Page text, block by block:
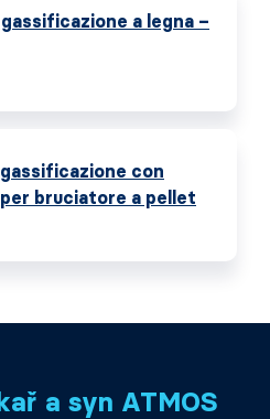
a legna –
gassificazione con
bruciatore a pellet
a syn ATMOS